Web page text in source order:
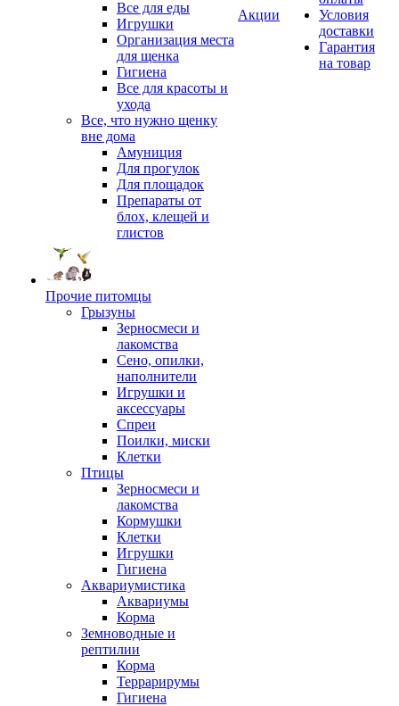
Все для еды
Игрушки
Организация места
для щенка
Гигиена
Все для красоты и
ухода
Все, что нужно щенку
вне дома
Амуниция
Для прогулок
Для площадок
Препараты от
блох, клещей и
глистов
Прочие питомцы
Грызуны
Зерносмеси и
лакомства
Сено, опилки,
наполнители
Игрушки и
аксессуары
Спреи
Поилки, миски
Клетки
Птицы
Зерносмеси и
лакомства
Кормушки
Клетки
Игрушки
Гигиена
Аквариумистика
Аквариумы
Корма
Земноводные и
рептилии
Корма
Террарирумы
Гигиена
Акции
Условия
доставки
Гарантия
на товар